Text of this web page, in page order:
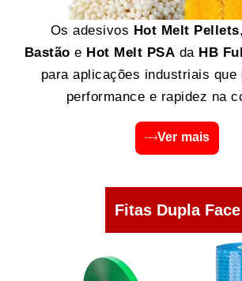
Os adesivos Hot Melt Pellets,
Bastão e Hot Melt PSA da HB
para aplicações industriais que
performance e rapidez na
Ver mais
Fitas Dupla Face